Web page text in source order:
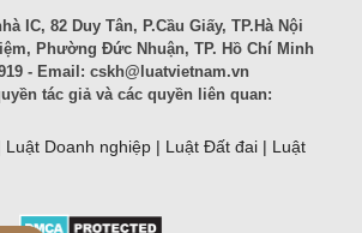
IC, 82 Duy Tân, P.Cầu Giấy, TP.Hà Nội
Phường Đức Nhuận, TP. Hồ Chí Minh
- Email: cskh@luatvietnam.vn
tác giả và các quyền liên quan:
Luật Doanh nghiệp | Luật Đất đai | Luật